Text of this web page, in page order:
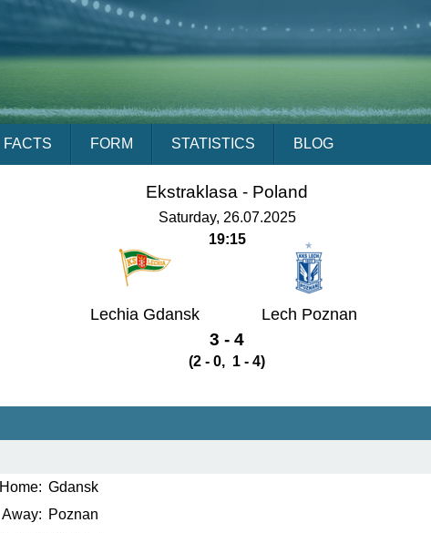
FACTS FORM STATISTICS BLOG
Ekstraklasa - Poland
Saturday, 26.07.2025
19:15
Lechia Gdansk Lech Poznan
3 - 4
(2 - 0, 1 - 4)
Home: Gdansk
Away: Poznan